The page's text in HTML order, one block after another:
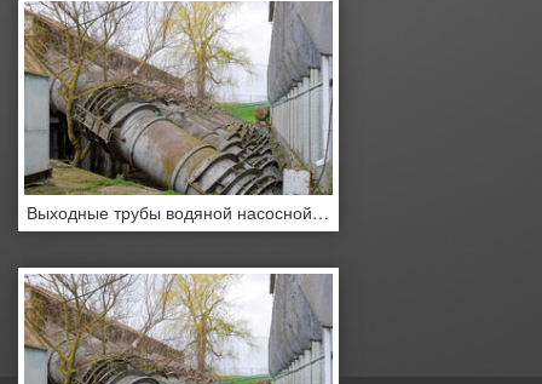
Выходные трубы водяной насосной станции.